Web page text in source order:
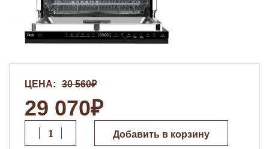
ЦЕНА: 30 560₽
29 070₽
Добавить в корзину